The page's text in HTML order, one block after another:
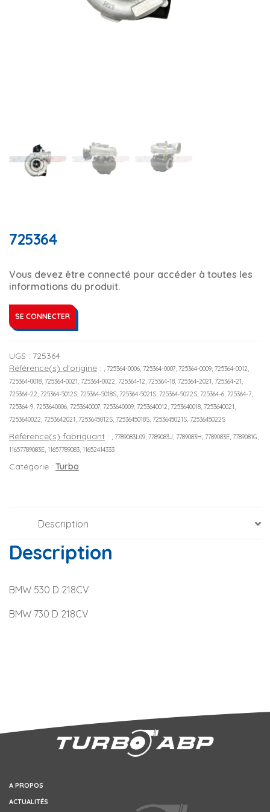
725364
Vous devez être connecté pour accéder à toutes les
informations du produit.
SE CONNECTER
UGS : 725364
Référence(s) d'origine : , 725364-0006, 725364-0007, 725364-0009, 725364-0012,
725364-0018, 725364-0021, 725364-0022, 725364-12, 725364-18, 725364-2021, 725364-21,
725364-22, 725364-5012S, 725364-5018S, 725364-5021S, 725364-5022S, 725364-6, 725364-7,
725364-9, 7253640006, 7253640007, 7253640009, 7253640012, 7253640018, 7253640021,
7253640022, 7253642021, 7253645012S, 7253645018S, 7253645021S, 7253645022S
Référence(s) fabriquant : , 7789083L09, 7789083J, 7789083H, 7789083E, 7789081G,
11657789083E, 11657789083, 11652414333
Catégorie : Turbo
Description
Description
BMW 530 D 218CV
BMW 730 D 218CV
A PROPOS
ACTUALITÉS